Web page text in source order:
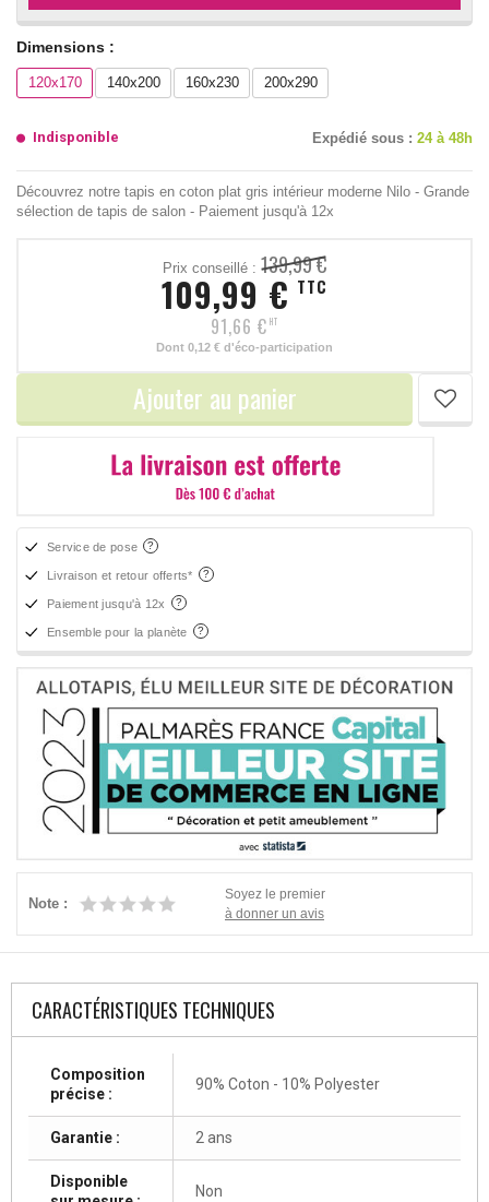
Dimensions :
120x170 140x200 160x230 200x290
Indisponible Expédié sous : 24 à 48h
Découvrez notre tapis en coton plat gris intérieur moderne Nilo - Grande
sélection de tapis de salon - Paiement jusqu'à 12x
Prix conseillé : 139,99 €
109,99 € TTC
91,66 € HT
Dont 0,12 € d'éco-participation
Ajouter au panier
Service de pose
Livraison et retour offerts*
Paiement jusqu'à 12x
Ensemble pour la planète
Note :
Soyez le premier
à donner un avis
CARACTÉRISTIQUES TECHNIQUES
Composition
précise :
90% Coton - 10% Polyester
Garantie : 2 ans
Disponible
Non